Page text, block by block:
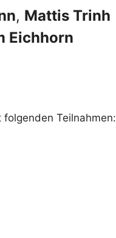
, Mattis Trinh
Eichhorn
Teilnahmen: